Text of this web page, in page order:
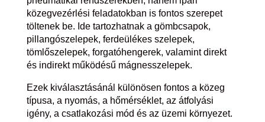
közegvezérlési feladatokban is fontos szerepet
töltenek be. Ide tartozhatnak a gömbcsapok,
pillangószelepek, ferdeülékes szelepek,
tömlőszelepek, forgatóhengerek, valamint direkt
és indirekt működésű mágnesszelepek.
Ezek kiválasztásánál különösen fontos a közeg
típusa, a nyomás, a hőmérséklet, az átfolyási
igény, a csatlakozási mód és az üzemi környezet.